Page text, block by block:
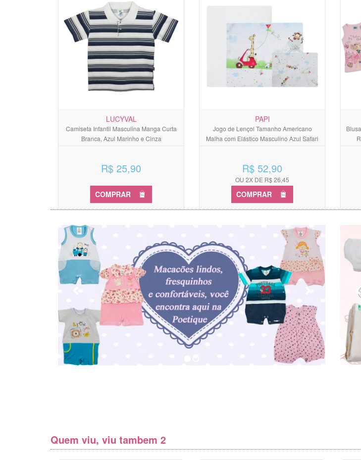
LUCYVAL
Camiseta Infantil Masculina Manga Curta
Branca, Azul Marinho e Cinza
R$ 25,90
COMPRAR
PAPI
Jogo de Lençol Tamanho Americano
Malha com Elástico Masculino Azul Safari
R$ 52,90
OU 2X DE R$ 26,45
COMPRAR
Quem viu, viu tambem 2